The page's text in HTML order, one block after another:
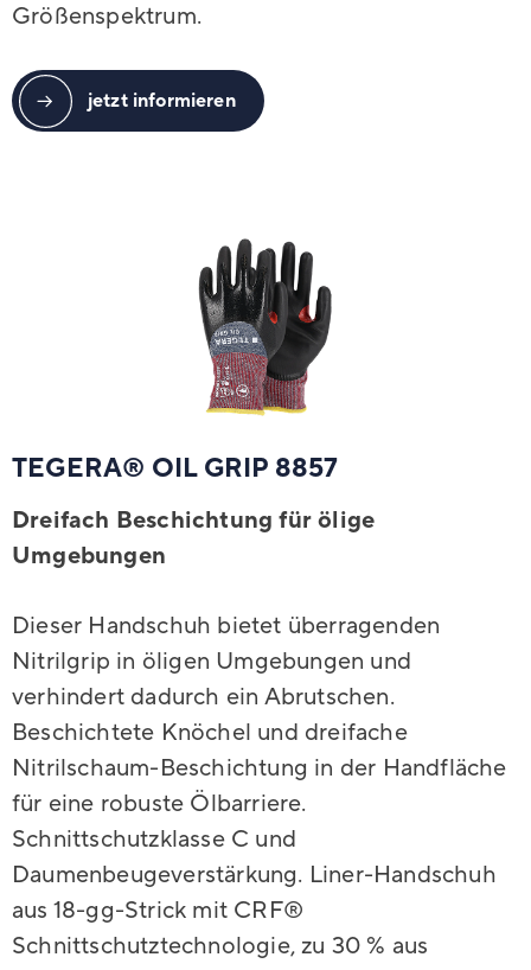
Größenspektrum.
jetzt informieren
TEGERA® OIL GRIP 8857
Dreifach Beschichtung für ölige
Umgebungen
Dieser Handschuh bietet überragenden
Nitrilgrip in öligen Umgebungen und
verhindert dadurch ein Abrutschen.
Beschichtete Knöchel und dreifache
Nitrilschaum-Beschichtung in der Handfläche
für eine robuste Ölbarriere.
Schnittschutzklasse C und
Daumenbeugeverstärkung. Liner-Handschuh
aus 18-gg-Strick mit CRF®
Schnittschutztechnologie, zu 30 % aus